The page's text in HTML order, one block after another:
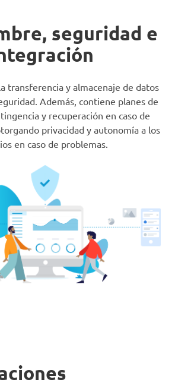
seguridad e
transferencia y almacenaje de datos
Además, contiene planes de
y recuperación en caso de
privacidad y autonomía a los
en caso de problemas.